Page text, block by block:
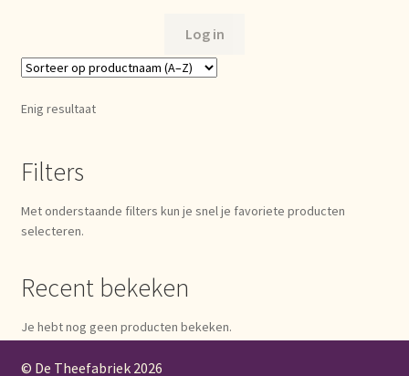
Bienvenue dans notre commerce de gros de thé !
Certificados ecológicos.
Certificats biologiques
Commande et délai de livraison
Log in
Enig resultaat
Filters
Met onderstaande filters kun je snel je favoriete producten
selecteren.
Recent bekeken
Je hebt nog geen producten bekeken.
© De Theefabriek 2026